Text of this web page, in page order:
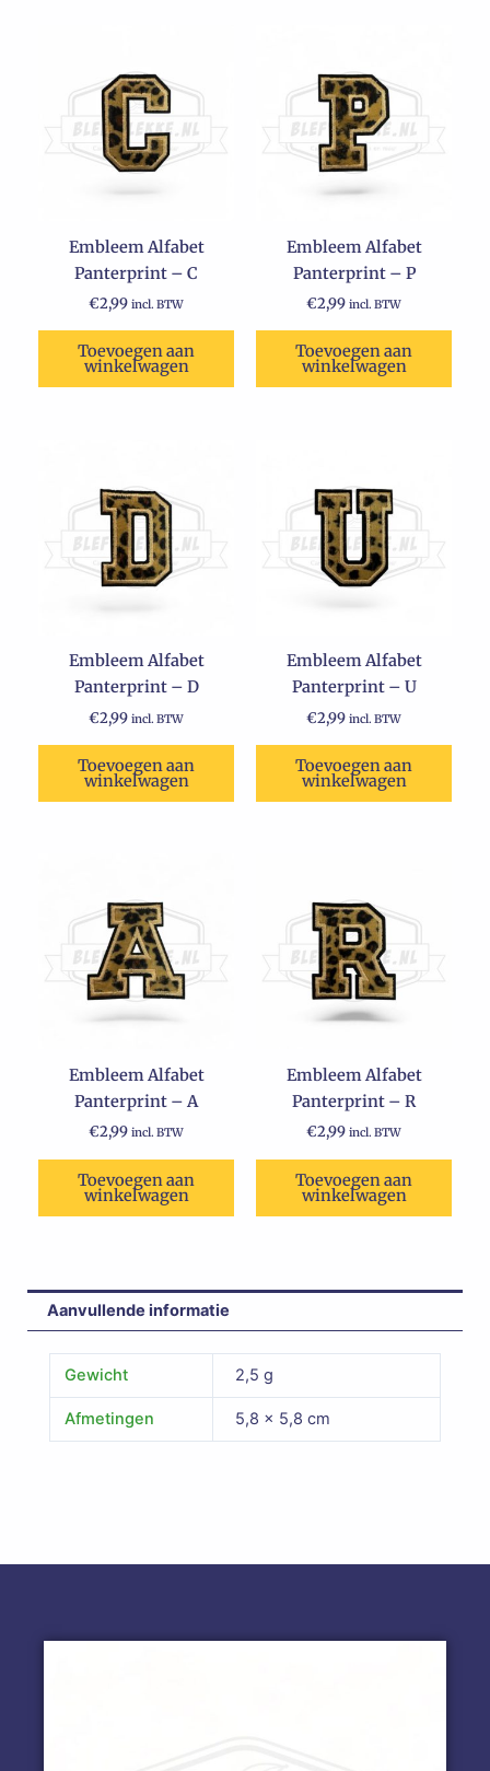
Embleem Alfabet
Panterprint – C
€2,99 incl. BTW
Toevoegen aan
winkelwagen
Embleem Alfabet
Panterprint – P
€2,99 incl. BTW
Toevoegen aan
winkelwagen
Embleem Alfabet
Panterprint – D
€2,99 incl. BTW
Toevoegen aan
winkelwagen
Embleem Alfabet
Panterprint – U
€2,99 incl. BTW
Toevoegen aan
winkelwagen
Embleem Alfabet
Panterprint – A
€2,99 incl. BTW
Toevoegen aan
winkelwagen
Embleem Alfabet
Panterprint – R
€2,99 incl. BTW
Toevoegen aan
winkelwagen
Aanvullende informatie
Gewicht 2,5 g
Afmetingen 5,8 × 5,8 cm